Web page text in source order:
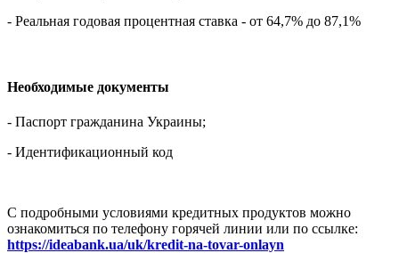
- Реальная годовая процентная ставка - от 64,7% до 87,1%
Необходимые документы
- Паспорт гражданина Украины;
- Идентификационный код
С подробными условиями кредитных продуктов можно
ознакомиться по телефону горячей линии или по ссылке:
https://ideabank.ua/uk/kredit-na-tovar-onlayn